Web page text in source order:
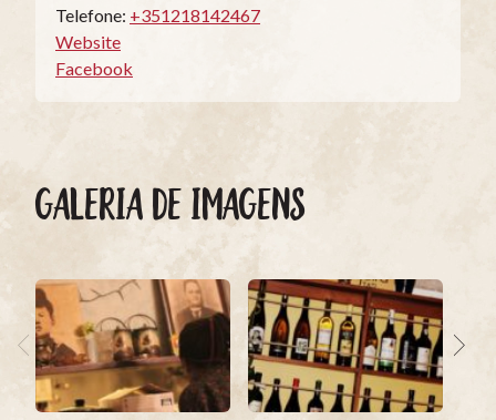
Telefone: +351218142467
Website
Facebook
GALERIA DE IMAGENS